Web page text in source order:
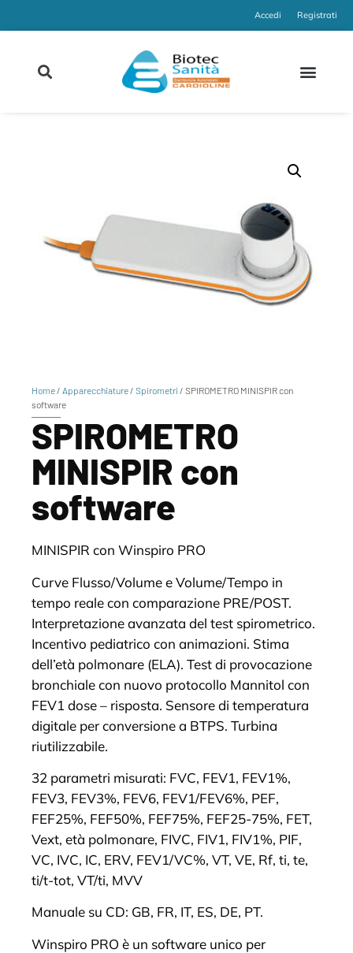
Accedi Registrati
Home/ Apparecchiature/ Spirometri / SPIROMETRO MINISPIR con
software
SPIROMETRO
MINISPIR con
software
MINISPIR con Winspiro PRO
Curve Flusso/Volume e Volume/Tempo in
tempo reale con comparazione PRE/POST.
Interpretazione avanzata del test spirometrico.
Incentivo pediatrico con animazioni. Stima
dell’età polmonare (ELA). Test di provocazione
bronchiale con nuovo protocollo Mannitol con
FEV1 dose – risposta. Sensore di temperatura
digitale per conversione a BTPS. Turbina
riutilizzabile.
32 parametri misurati: FVC, FEV1, FEV1%,
FEV3, FEV3%, FEV6, FEV1/FEV6%, PEF,
FEF25%, FEF50%, FEF75%, FEF25-75%, FET,
Vext, età polmonare, FIVC, FIV1, FIV1%, PIF,
VC, IVC, IC, ERV, FEV1/VC%, VT, VE, Rf, ti, te,
ti/t-tot, VT/ti, MVV
Manuale su CD: GB, FR, IT, ES, DE, PT.
Winspiro PRO è un software unico per